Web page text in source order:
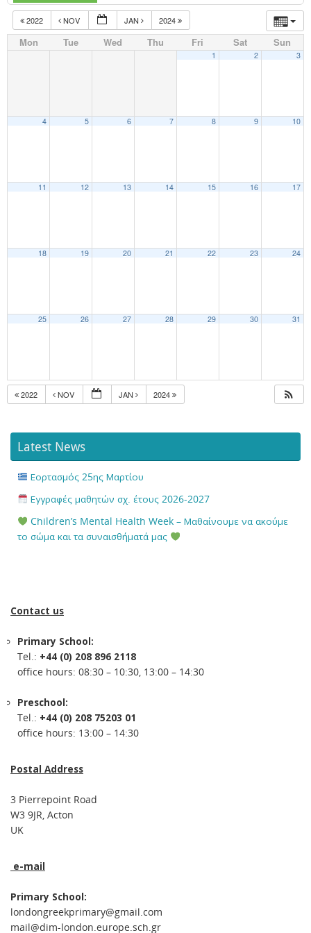
2022 NOV JAN 2024
Mon Tue Wed Thu Fri Sat Sun
1 2 3
4 5 6 7 8 9 10
11 12 13 14 15 16 17
18 19 20 21 22 23 24
25 26 27 28 29 30 31
2022 NOV JAN 2024
Latest News
Εορτασμός 25ης Μαρτίου
Εγγραφές μαθητών σχ. έτους 2026-2027
Children’s Mental Health Week – Μαθαίνουμε να ακούμε
το σώμα και τα συναισθήματά μας
Contact us
Primary School:
Tel.: +44 (0) 208 896 2118
office hours: 08:30 – 10:30, 13:00 – 14:30
Preschool:
Tel.: +44 (0) 208 75203 01
office hours: 13:00 – 14:30
Postal Address
3 Pierrepoint Road
W3 9JR, Acton
UK
e-mail
Primary School:
londongreekprimary@gmail.com
mail@dim-london.europe.sch.gr